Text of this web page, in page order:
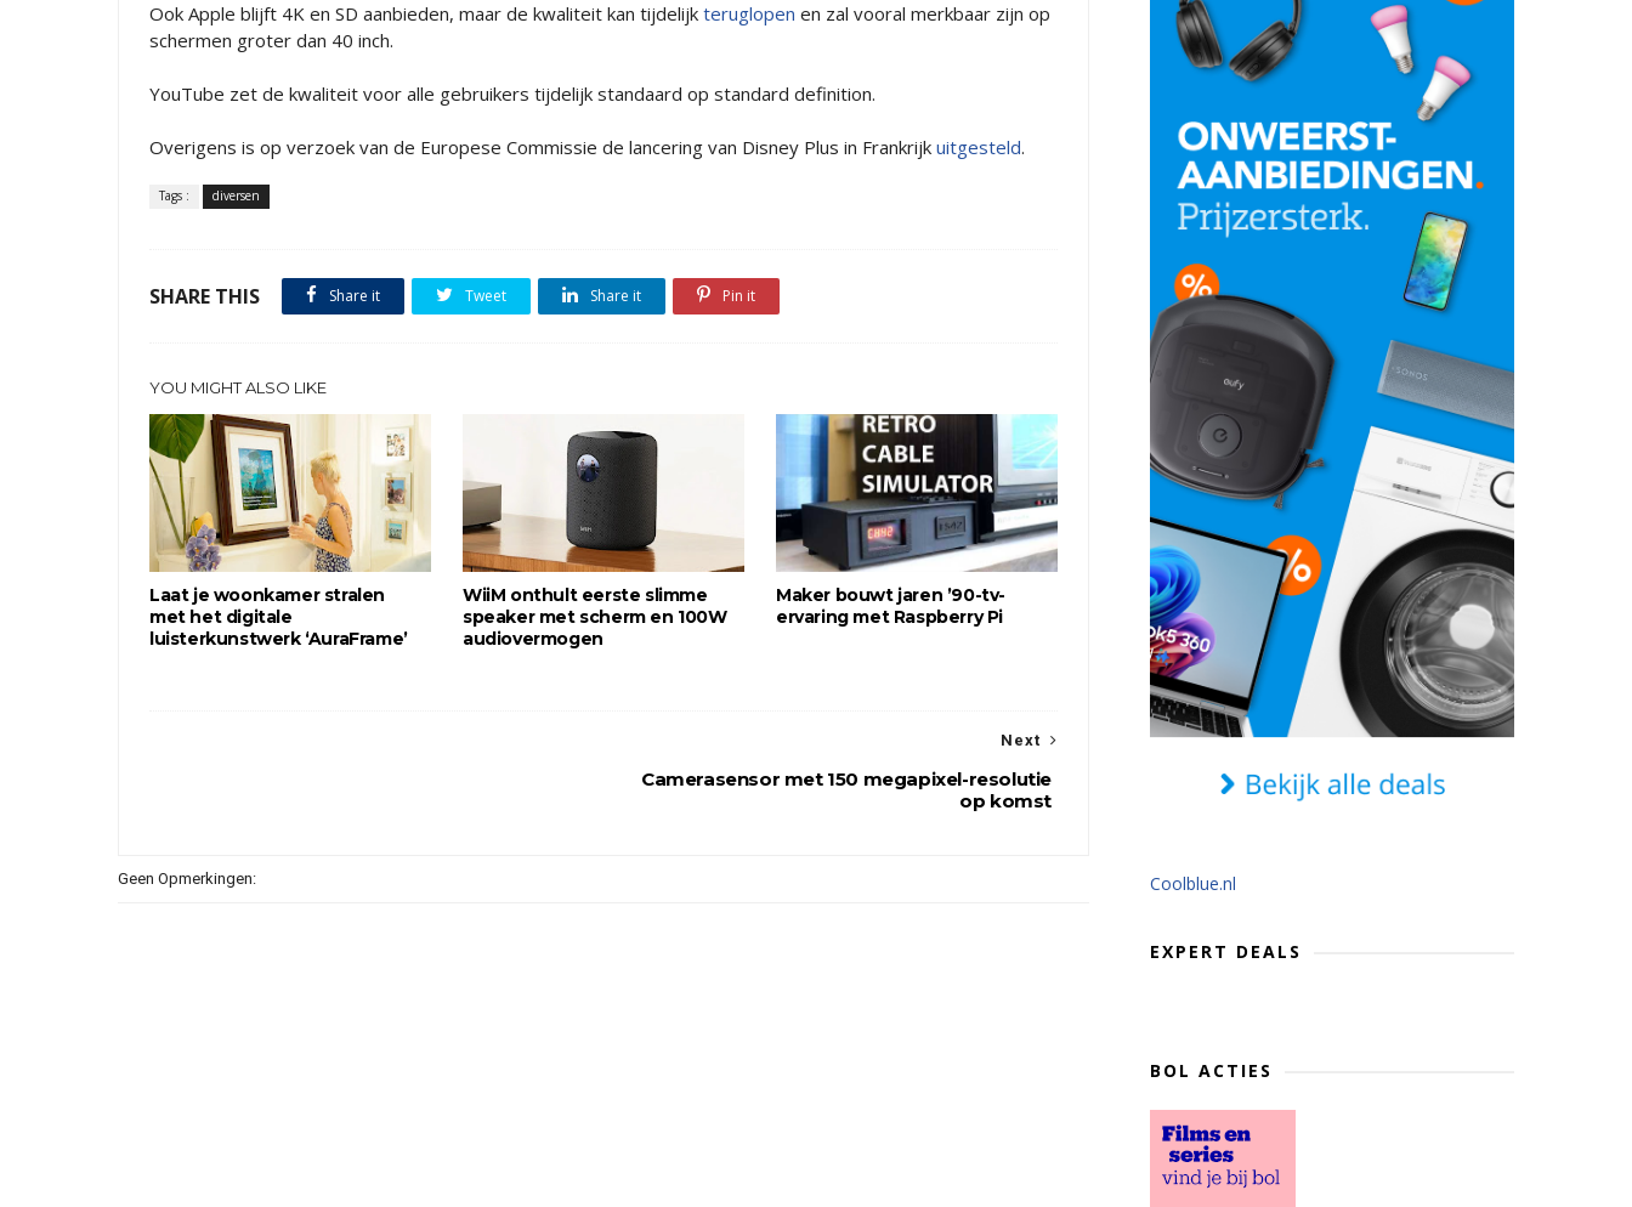
Ook Apple blijft 4K en SD aanbieden, maar de kwaliteit kan tijdelijk teruglopen en zal vooral merkbaar zijn op
schermen groter dan 40 inch.
YouTube zet de kwaliteit voor alle gebruikers tijdelijk standaard op standard definition.
Overigens is op verzoek van de Europese Commissie de lancering van Disney Plus in Frankrijk uitgesteld.
Tags : diversen
SHARE THIS Share it Tweet Share it Pin it
YOU MIGHT ALSO LIKE
Laat je woonkamer stralen
met het digitale
luisterkunstwerk ‘AuraFrame’
WiiM onthult eerste slimme
speaker met scherm en 100W
audiovermogen
Maker bouwt jaren ’90-tv-
ervaring met Raspberry Pi
Next
Camerasensor met 150 megapixel-resolutie
op komst
Geen Opmerkingen: Coolblue.nl
EXPERT DEALS
BOL ACTIES